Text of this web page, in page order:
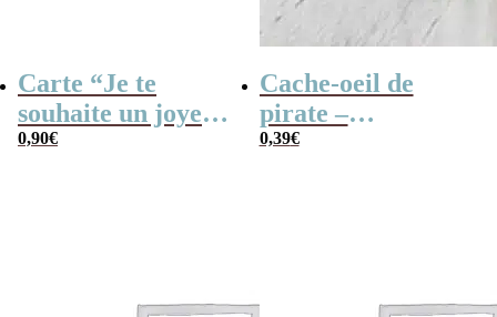
Carte “Je te
souhaite un joyeux
anniversaire”
0,90€
Cache-oeil de
pirate –
Anniversaire
0,39€